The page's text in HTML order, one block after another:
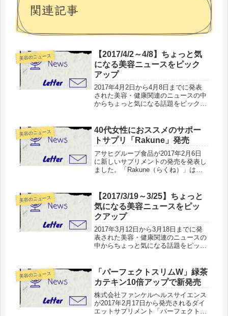
関連記事
美容のニュース
【2017/4/2～4/8】ちょっと気
になる美容ニュースをピック
アップ
2017年4月2日から4月8日までに発表
された美容・健康関連のニュースの中
からちょっと気になる話題をピックア
アイテムが増えているようです。ま
た、リゾート施設でも美容をテーマ...
美容のニュース
40代女性におススメのサポー
トサプリ「Rakune」発売
アサヒグループ食品が2017年2月6日
に新しいサプリメントの発売を発表し
ました。「Rakune（らくね）」は加
フラボンやエクオール、プラセンタな
ど女性に嬉しい美容成分を配合...
美容のニュース
【2017/3/19～3/25】ちょっと
気になる美容ニュースをピッ
クアップ
2017年3月12日から3月18日までに発
表された美容・健康関連のニュースの
中からちょっと気になる話題をピック
場。さらに女性を意識した健康＋美容
の概念が強くなっている傾向が確...
美容のニュース
「パーフェクトスリムW」緑茶
カテキン10倍アップで新発売
株式会社ファンケルヘルスサイエンス
が2017年2月17日から発売されるダイ
エットサプリメント「パーフェクトス